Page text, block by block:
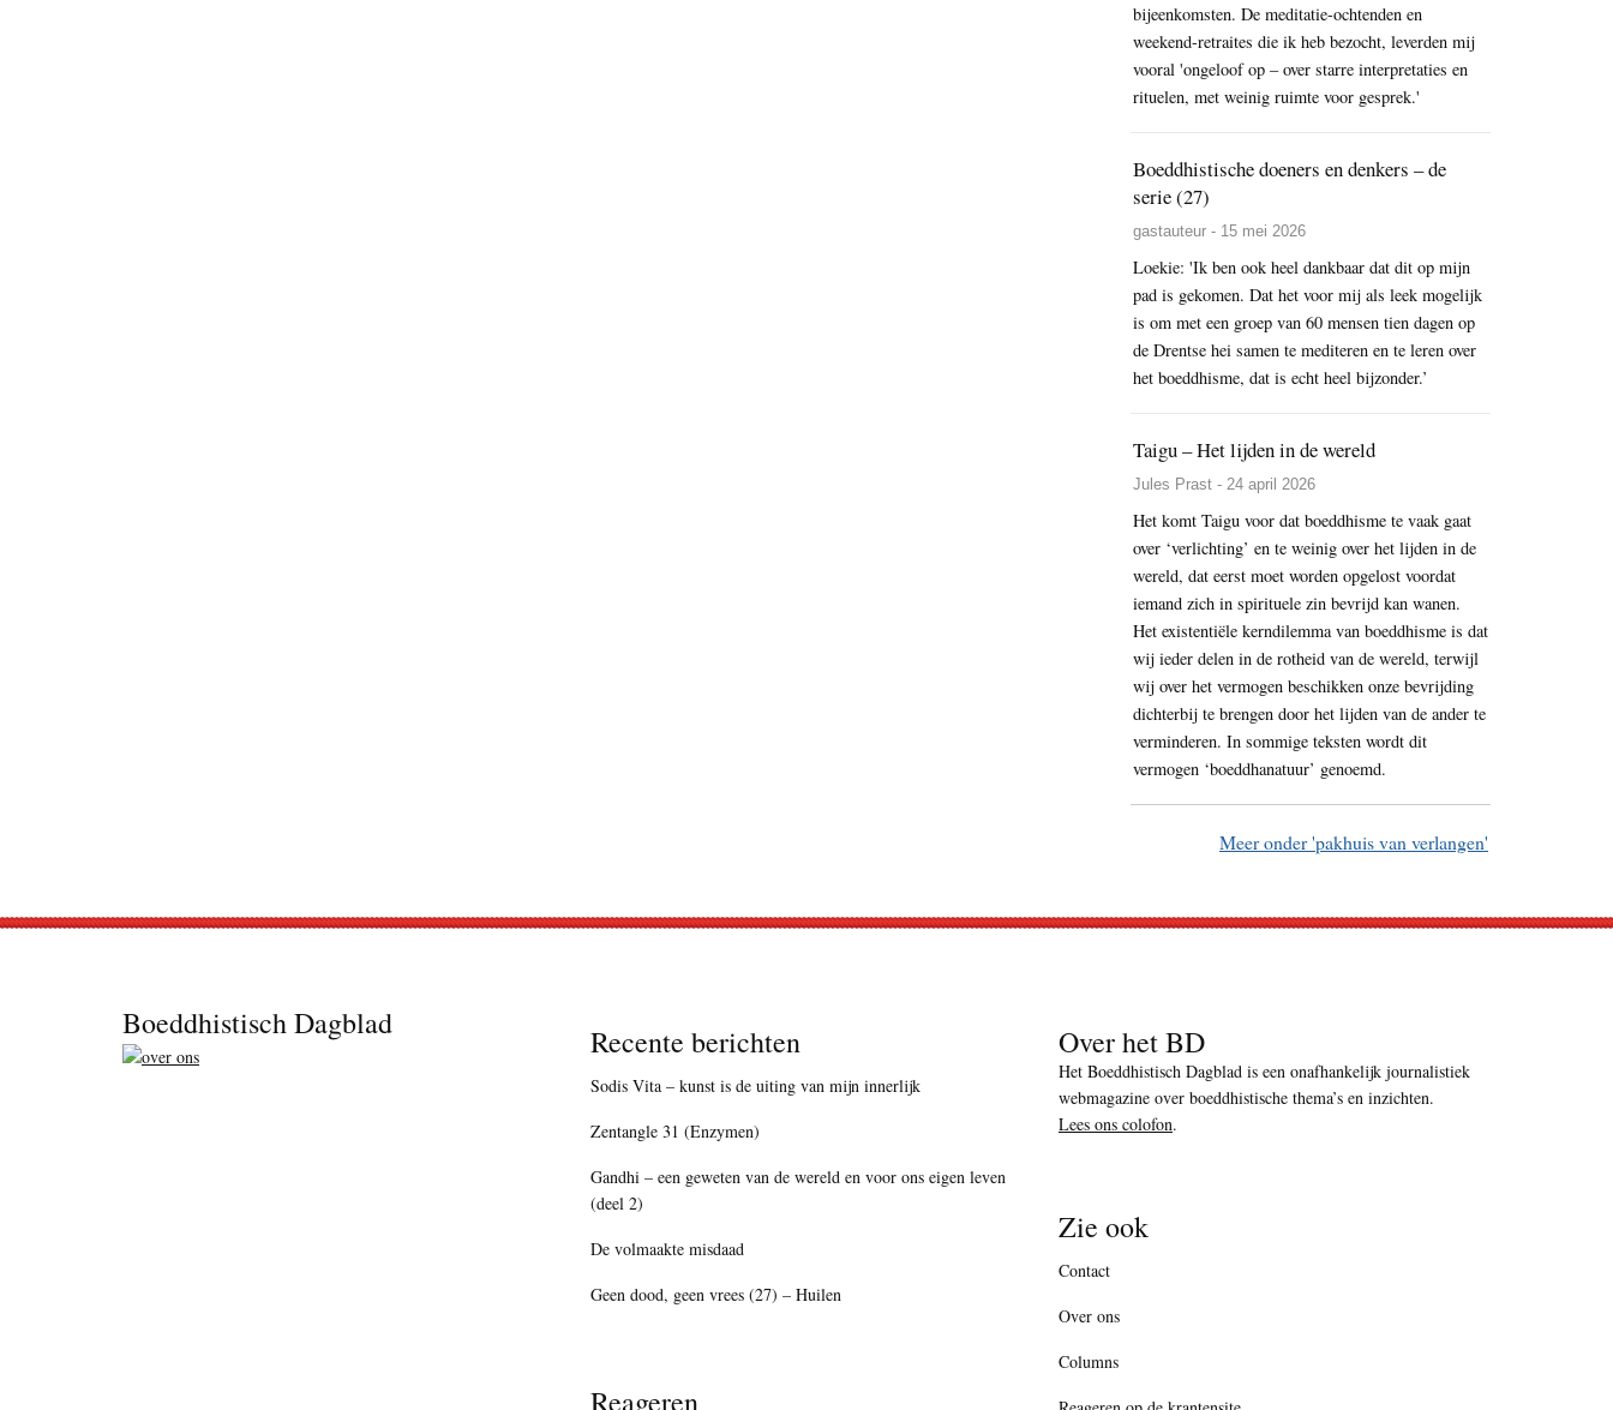
bijeenkomsten. De meditatie-ochtenden en
weekend-retraites die ik heb bezocht, leverden mij
vooral 'ongeloof op – over starre interpretaties en
rituelen, met weinig ruimte voor gesprek.'
Boeddhistische doeners en denkers – de
serie (27)
gastauteur - 15 mei 2026
Loekie: 'Ik ben ook heel dankbaar dat dit op mijn
pad is gekomen. Dat het voor mij als leek mogelijk
is om met een groep van 60 mensen tien dagen op
de Drentse hei samen te mediteren en te leren over
het boeddhisme, dat is echt heel bijzonder.’
Taigu – Het lijden in de wereld
Jules Prast - 24 april 2026
Het komt Taigu voor dat boeddhisme te vaak gaat
over ‘verlichting’ en te weinig over het lijden in de
wereld, dat eerst moet worden opgelost voordat
iemand zich in spirituele zin bevrijd kan wanen.
Het existentiële kerndilemma van boeddhisme is dat
wij ieder delen in de rotheid van de wereld, terwijl
wij over het vermogen beschikken onze bevrijding
dichterbij te brengen door het lijden van de ander te
verminderen. In sommige teksten wordt dit
vermogen ‘boeddhanatuur’ genoemd.
Meer onder 'pakhuis van verlangen'
Boeddhistisch Dagblad Recente berichten
Sodis Vita – kunst is de uiting van mijn innerlijk
Zentangle 31 (Enzymen)
Gandhi – een geweten van de wereld en voor ons eigen leven
(deel 2)
De volmaakte misdaad
Geen dood, geen vrees (27) – Huilen
Reageren
Over het BD
Het Boeddhistisch Dagblad is een onafhankelijk journalistiek
webmagazine over boeddhistische thema’s en inzichten.
Lees ons colofon.
Zie ook
Contact
Over ons
Columns